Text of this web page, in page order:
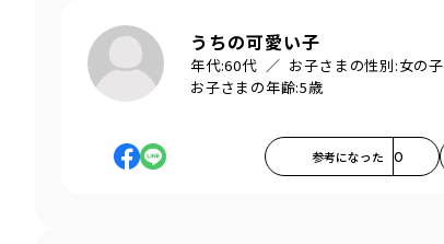
うちの可愛い子
年代:60代 お子さまの性別:女の子
お子さまの年齢:5歳
参考になった 0